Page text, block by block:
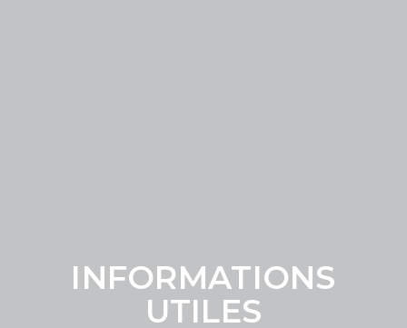
INFORMATIONS
UTILES